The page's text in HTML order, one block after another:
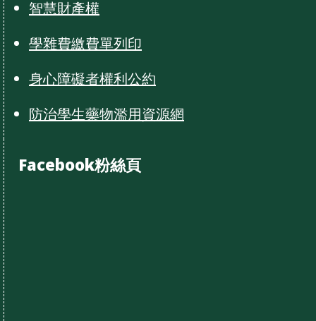
智慧財產權
學雜費繳費單列印
身心障礙者權利公約
防治學生藥物濫用資源網
Facebook粉絲頁